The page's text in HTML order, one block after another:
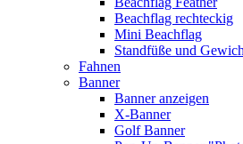
Beachflag rechteckig
Mini Beachflag
Standfüße und
Fahnen
Banner
Banner anzeigen
X-Banner
Golf Banner